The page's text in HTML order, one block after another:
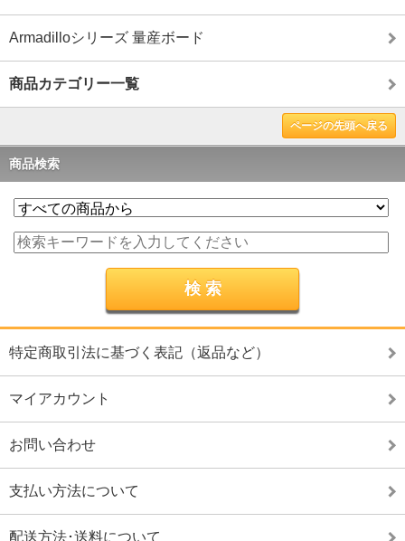
Armadilloシリーズ 量産ボード
商品カテゴリー一覧
ページの先頭へ戻る
商品検索
特定商取引法に基づく表記（返品など）
マイアカウント
お問い合わせ
支払い方法について
配送方法･送料について